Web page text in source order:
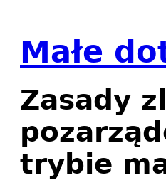
Małe
Zasady
trybie